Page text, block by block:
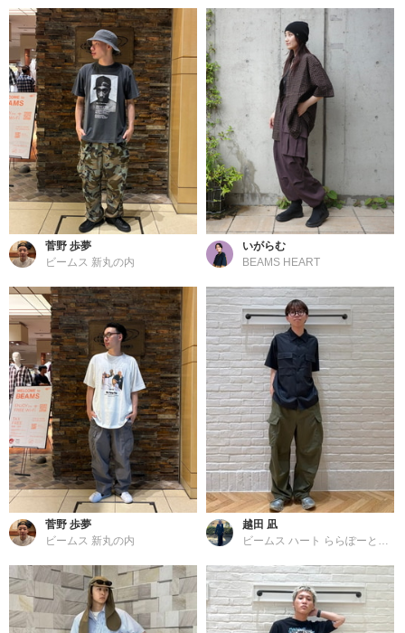
菅野 歩夢
ビームス 新丸の内
いがらむ
BEAMS HEART
菅野 歩夢
ビームス 新丸の内
越田 凪